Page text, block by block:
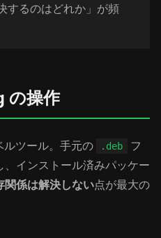
するのはどれか」が頻
の操作
ツール。手元の .deb
フ
インストール済みパッケー
関係は解決しない点が最大の